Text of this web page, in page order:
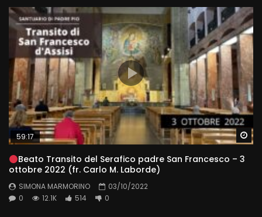
59:17
Beato Transito del Serafico padre San Francesco – 3
ottobre 2022 (fr. Carlo M. Laborde)
SIMONA MARMORINO
03/10/2022
0
12.1K 514 0